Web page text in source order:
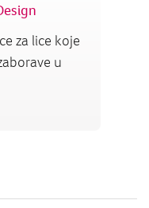
za lice koje
u